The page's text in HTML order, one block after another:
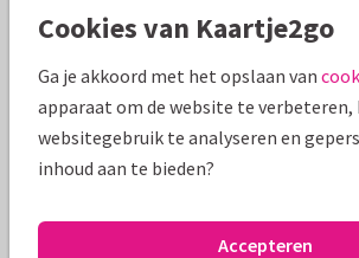
verrassen met een extra mooiedoopkaart
zoek naar een mooie tekst voor op jullie
eens bij onze favorietedoopsel teksten.
een prachtig gedicht of quote op de
kleintje.
Tijdens het doopsel draait alles natuurlijk
Cookies van Kaartje2go
Ga je akkoord met het opslaan van
apparaat om de website te verbeteren,
websitegebruik te analyseren en
inhoud aan te bieden?
Accepteren